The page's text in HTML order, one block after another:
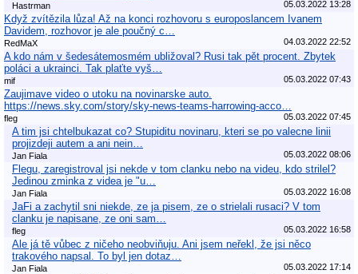
Hastrman 05.03.2022 13:28
Když zvítězila lůza! Až na konci rozhovoru s europoslancem Ivanem
Davidem, rozhovor je ale poučný c…
RedMaX 04.03.2022 22:52
A kdo nám v šedesátemosmém ubližoval? Rusi tak pět procent. Zbytek
poláci a ukrainci. Tak plaťte vyš…
mif 05.03.2022 07:43
Zaujimave video o utoku na novinarske auto.
https://news.sky.com/story/sky-news-teams-harrowing-acco…
fleg 05.03.2022 07:45
A tim jsi chtelbukazat co? Stupiditu novinaru, kteri se po valecne linii
projizdeji autem a ani nein…
Jan Fiala 05.03.2022 08:06
Flegu, zaregistroval jsi nekde v tom clanku nebo na videu, kdo strilel?
Jedinou zminka z videa je "u…
Jan Fiala 05.03.2022 16:08
JaFi a zachytil sni niekde, ze ja pisem, ze o strielali rusaci? V tom
clanku je napisane, ze oni sam…
fleg 05.03.2022 16:58
Ale já tě vůbec z ničeho neobviňuju. Ani jsem neřekl, že jsi něco
trakového napsal. To byl jen dotaz…
Jan Fiala 05.03.2022 17:14